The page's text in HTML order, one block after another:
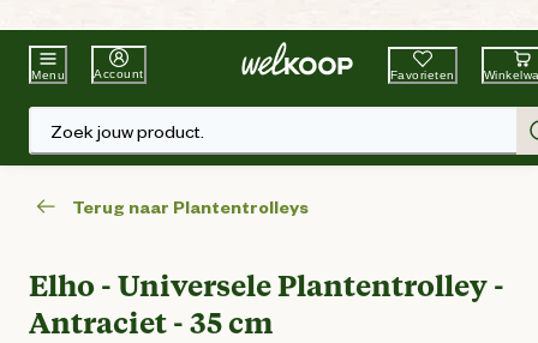
Beste WinkelketenTuin & Dier
Menu Account Favorieten
Zoek jouw product.
Terug naar Plantentrolleys
Elho - Universele Plantentrolley -
Antraciet - 35 cm